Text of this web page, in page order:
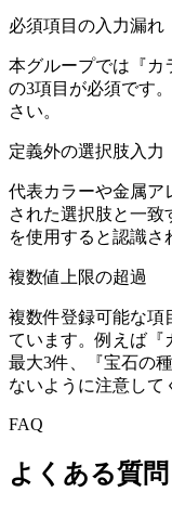
必須項目の入力漏れ
本グループでは『カ
の3項目が必須です
さい。
定義外の選択肢入力
代表カラーや金属ア
された選択肢と一
を使用すると認識さ
複数値上限の超過
複数件登録可能な項
ています。例えば『
最大3件、『宝石の
ないように注意して
FAQ
よくある質問